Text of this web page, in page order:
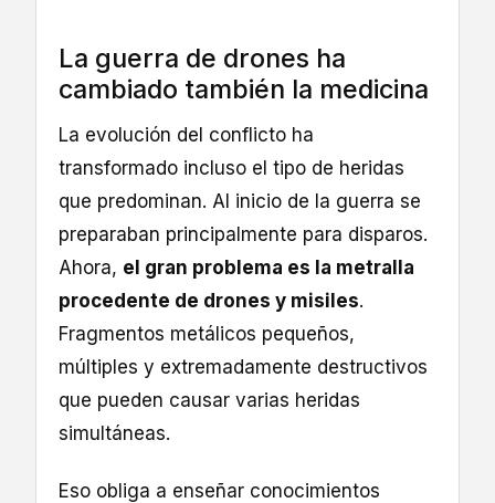
La guerra de drones ha
cambiado también la medicina
La evolución del conflicto ha
transformado incluso el tipo de heridas
que predominan. Al inicio de la guerra se
preparaban principalmente para disparos.
Ahora, el gran problema es la metralla
procedente de drones y misiles.
Fragmentos metálicos pequeños,
múltiples y extremadamente destructivos
que pueden causar varias heridas
simultáneas.
Eso obliga a enseñar conocimientos